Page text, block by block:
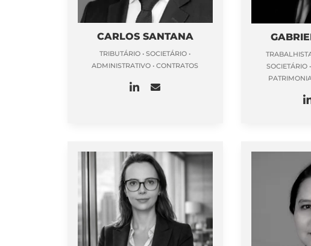
CARLOS SANTANA
TRIBUTÁRIO • SOCIETÁRIO •
ADMINISTRATIVO • CONTRATOS
SOCIETÁRIO